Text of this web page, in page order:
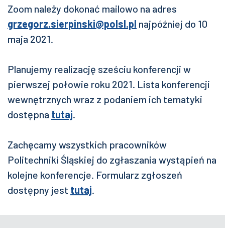
Zoom należy dokonać mailowo na adres
grzegorz.sierpinski@polsl.pl najpóźniej do 10
maja 2021.
Planujemy realizację sześciu konferencji w
pierwszej połowie roku 2021. Lista konferencji
wewnętrznych wraz z podaniem ich tematyki
dostępna tutaj.
Zachęcamy wszystkich pracowników
Politechniki Śląskiej do zgłaszania wystąpień na
kolejne konferencje. Formularz zgłoszeń
dostępny jest tutaj.